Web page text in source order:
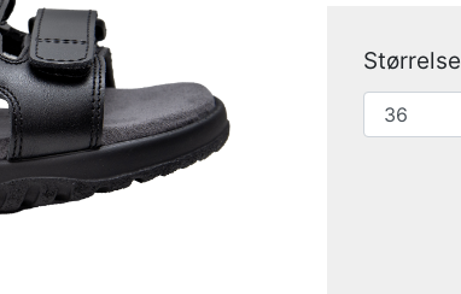
Størrelse